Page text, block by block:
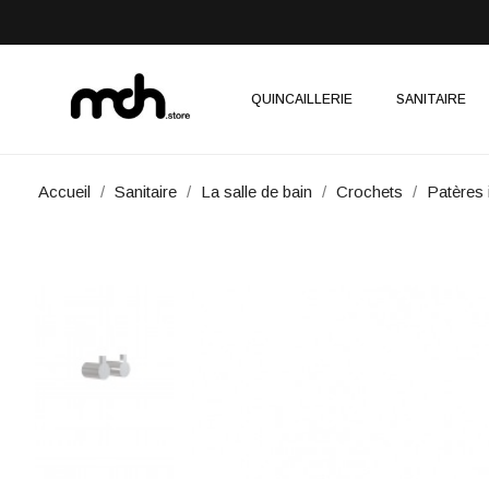
QUINCAILLERIE SANITAIRE
Accueil Sanitaire La salle de bain Crochets Patères